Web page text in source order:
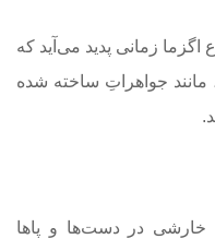
اگزما زمانی پدید می‌آید که
جواهراتِ ساخته شده
خارشی در دست‌ها و پاها